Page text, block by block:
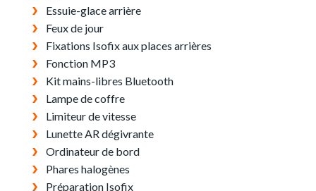
Essuie-glace arrière
Feux de jour
Fixations Isofix aux places arrières
Fonction MP3
Kit mains-libres Bluetooth
Lampe de coffre
Limiteur de vitesse
Lunette AR dégivrante
Ordinateur de bord
Phares halogènes
Préparation Isofix